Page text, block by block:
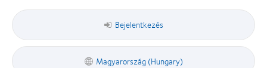
Bejelentkezés
Magyarország (Hungary)